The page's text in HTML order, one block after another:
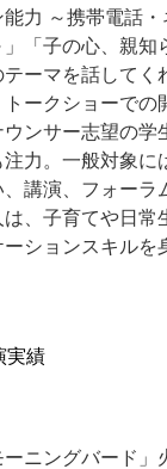
力 ～携帯電話
「子の心、親知
ーマを話してく
トークショーで
ンサー志望の学
力。一般対象に
、講演、フォーラ
、子育てや日常
ションスキルを
実績
ニングバード」